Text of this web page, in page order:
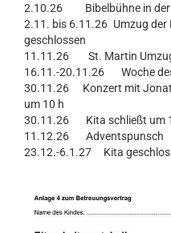
2.10.26 Bibelbühne in der
2.11. bis 6.11.26 Umzug der
geschlossen
11.11.26 St. Martin
16.11.-20.11.26 Woche
30.11.26 Konzert mit
um 10 h
30.11.26 Kita schließt um
11.12.26 Adventspunsch
23.12.-6.1.27 Kita